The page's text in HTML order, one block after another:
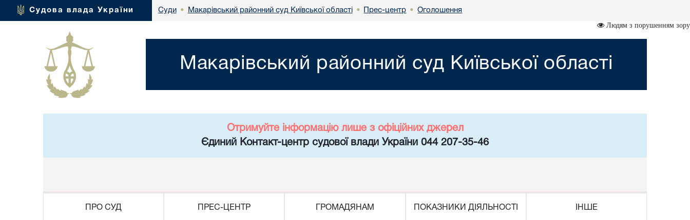
Судова влада України Суди • Макарівський районний суд Київської області • Прес-центр • Оголошення
Людям з порушенням зору
Макарівський районний суд Київської області
Отримуйте інформацію лише з офіційних джерел
Єдиний Контакт-центр судової влади України 044 207-35-46
ПРО СУД ПРЕС-ЦЕНТР ГРОМАДЯНАМ ПОКАЗНИКИ ДІЯЛЬНОСТІ ІНШЕ